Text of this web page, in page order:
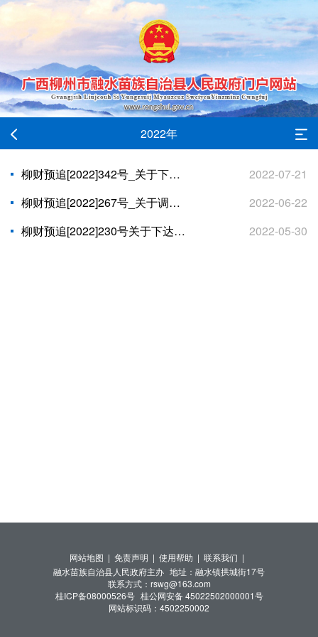
2022年
柳财预追[2022]342号_关于下达2022年第五批自治区财政衔接推进乡村振兴补助资金的通知
2022-07-21
柳财预追[2022]267号_关于调整和下达2022年第四批自治区财政衔接推进乡村振兴补助资金的通知
2022-06-22
柳财预追[2022]230号关于下达2022年第三批自治区财政衔接推进乡村振兴补助资金的通知
2022-05-30
网站地图 | 免责声明 | 使用帮助 | 联系我们 |
融水苗族自治县人民政府主办 地址：融水镇拱城街17号
联系方式：rswg@163.com
桂ICP备08000526号 桂公网安备 45022502000001号
网站标识码：4502250002